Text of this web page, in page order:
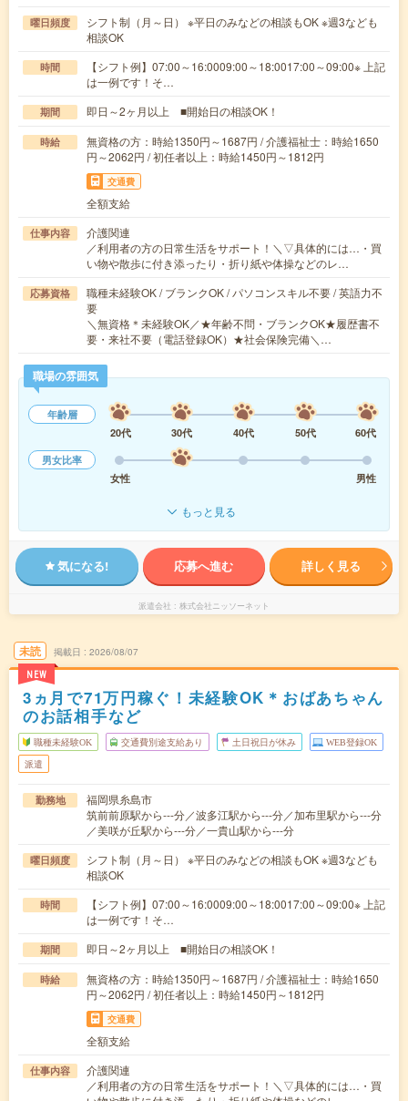
曜日頻度
シフト制（月～日） ※平日のみなどの相談もOK ※週3なども
相談OK
時間
【シフト例】07:00～16:0009:00～18:0017:00～09:00※ 上記
は一例です！そ…
期間 即日～2ヶ月以上 ■開始日の相談OK！
時給
無資格の方：時給1350円～1687円 / 介護福祉士：時給1650
円～2062円 / 初任者以上：時給1450円～1812円
交通費
全額支給
仕事内容
介護関連
／利用者の方の日常生活をサポート！＼▽具体的には…・買
い物や散歩に付き添ったり・折り紙や体操などのレ…
応募資格
職種未経験OK / ブランクOK / パソコンスキル不要 / 英語力不
要
＼無資格＊未経験OK／★年齢不問・ブランクOK★履歴書不
要・来社不要（電話登録OK）★社会保険完備＼…
職場の雰囲気
年齢層
20代
30代 40代 50代
60代
男女比率
女性
男性
もっと見る
気になる! 応募へ進む 詳しく見る
派遣会社 株式会社ニッソーネット
未読
NEW
掲載日 2026/08/07
3ヵ月で71万円稼ぐ！未経験OK＊おばあちゃん
のお話相手など
職種未経験OK 交通費別途支給あり 土日祝日が休み WEB登録OK
派遣
勤務地
福岡県糸島市
筑前前原駅から---分／波多江駅から---分／加布里駅から---分
／美咲が丘駅から---分／一貴山駅から---分
曜日頻度
シフト制（月～日） ※平日のみなどの相談もOK ※週3なども
相談OK
時間
【シフト例】07:00～16:0009:00～18:0017:00～09:00※ 上記
は一例です！そ…
期間 即日～2ヶ月以上 ■開始日の相談OK！
時給
無資格の方：時給1350円～1687円 / 介護福祉士：時給1650
円～2062円 / 初任者以上：時給1450円～1812円
交通費
全額支給
仕事内容
介護関連
／利用者の方の日常生活をサポート！＼▽具体的には…・買